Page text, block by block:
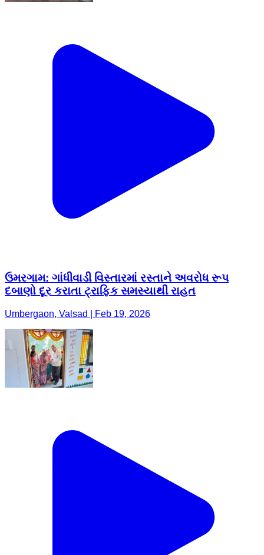
ઉમરગામ: ગાંધીવાડી વિસ્તારમાં રસ્તાને અવરોધ રૂપ
દબાણો દૂર કરાતા ટ્રાફિક સમસ્યાથી રાહત
Umbergaon, Valsad | Feb 19, 2026